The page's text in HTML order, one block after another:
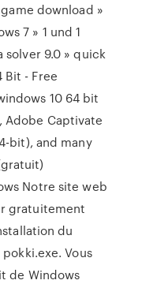
download »
7 » 1 und 1
solver 9.0 » quick
Bit - Free
10 64 bit
Adobe Captivate
bit), and many
Notre site web
gratuitement
du
Vous
de Windows